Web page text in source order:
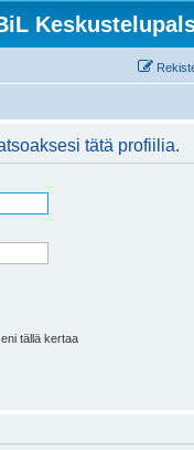
tätä profiilia.
tällä kertaa